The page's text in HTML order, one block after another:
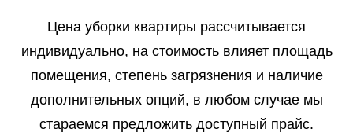
Цена уборки квартиры рассчитывается
индивидуально, на стоимость влияет площадь
помещения, степень загрязнения и наличие
дополнительных опций, в любом случае мы
стараемся предложить доступный прайс.